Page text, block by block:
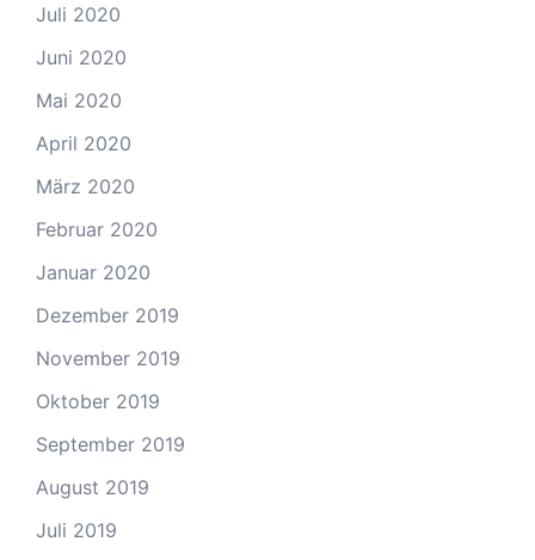
Juli 2020
Juni 2020
Mai 2020
April 2020
März 2020
Februar 2020
Januar 2020
Dezember 2019
November 2019
Oktober 2019
September 2019
August 2019
Juli 2019